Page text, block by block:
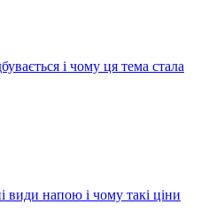
і чому ця тема стала
види напою і чому такі ціни